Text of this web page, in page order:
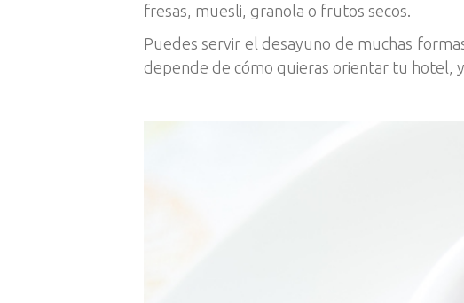
fresas, muesli, granola o frutos secos.
Puedes servir el desayuno de muchas
depende de cómo quieras orientar tu hotel,